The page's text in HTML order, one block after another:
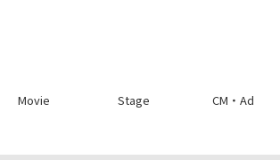
Movie Stage CM・Ad